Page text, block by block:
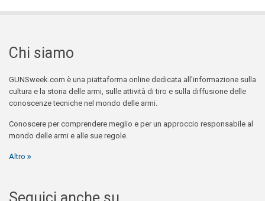
Chi siamo
GUNSweek.com è una piattaforma online dedicata all'informazione sulla
cultura e la storia delle armi, sulle attività di tiro e sulla diffusione delle
conoscenze tecniche nel mondo delle armi.
Conoscere per comprendere meglio e per un approccio responsabile al
mondo delle armi e alle sue regole.
Altro